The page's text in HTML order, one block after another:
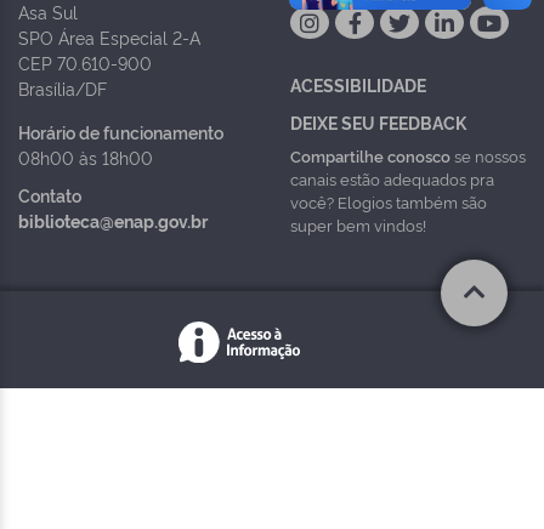
Asa Sul
SPO Área Especial 2-A
CEP 70.610-900
Brasília/DF
Horário de funcionamento
08h00 às 18h00
Contato
biblioteca@enap.gov.br
ACESSIBILIDADE
DEIXE SEU FEEDBACK
Compartilhe conoscose nossos
canais estão adequados pra
você? Elogios também são
super bem vindos!